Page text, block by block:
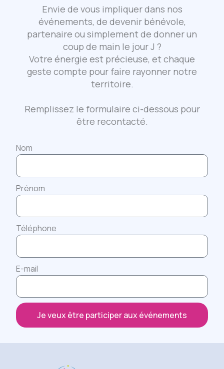
Envie de vous impliquer dans nos
événements, de devenir bénévole,
partenaire ou simplement de donner un
coup de main le jour J ?
Votre énergie est précieuse, et chaque
geste compte pour faire rayonner notre
territoire.
Remplissez le formulaire ci-dessous pour
être recontacté.
Nom
Prénom
Téléphone
E-mail
Je veux être participer aux événements